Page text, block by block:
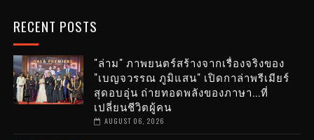
RECENT POSTS
"ล่าม" ภาพยนตร์สร้างจากเรื่องจริงของ
"เบญจวรรณ ภูมิแสน" เปิดกาล่าพรีเมียร์
สุดอบอุ่น ถ่ายทอดพลังของภาษา...ที่
เปลี่ยนชีวิตผู้คน
AUGUST 06, 2026